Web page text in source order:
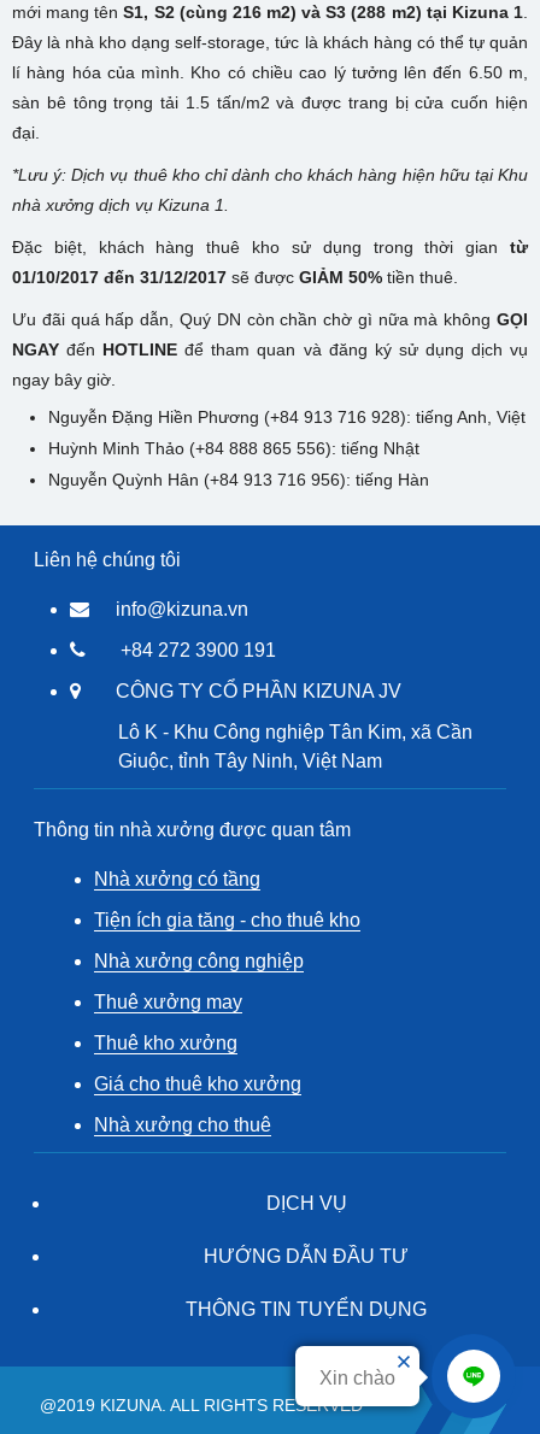
Xin chào
mới mang tênS1, S2 (cùng 216 m2) và S3 (288 m2) tại Kizuna 1
Đây là nhà kho dạng self-storage, tức là khách hàng có thể tự quản
lí hàng hóa của mình. Kho có chiều cao lý tưởng lên đến 6.50 m,
sàn bê tông trọng tải 1.5 tấn/m2 và được trang bị cửa cuốn hiện
đại.
*Lưu ý: Dịch vụ thuê kho chỉ dành cho khách hàng hiện hữu tại Khu
nhà xưởng dịch vụ Kizuna 1.
Đặc biệt, khách hàng thuê kho sử dụng trong thời gian từ
01/10/2017 đến 31/12/2017 sẽ được GIẢM 50% tiền thuê.
Ưu đãi quá hấp dẫn, Quý DN còn chần chờ gì nữa mà không GỌI
NGAY đến HOTLINE để tham quan và đăng ký sử dụng dịch vụ
ngay bây giờ.
Nguyễn Đặng Hiền Phương (+84 913 716 928): tiếng Anh, Việt
Huỳnh Minh Thảo (+84 888 865 556): tiếng Nhật
Nguyễn Quỳnh Hân (+84 913 716 956): tiếng Hàn
Liên hệ chúng tôi
info@kizuna.vn
+84 272 3900 191
CÔNG TY CỔ PHẦN KIZUNA JV
Lô K - Khu Công nghiệp Tân Kim, xã Cần
Giuộc, tỉnh Tây Ninh, Việt Nam
Thông tin nhà xưởng được quan tâm
Nhà xưởng có tầng
Tiện ích gia tăng - cho thuê kho
Nhà xưởng công nghiệp
Thuê xưởng may
Thuê kho xưởng
Giá cho thuê kho xưởng
Nhà xưởng cho thuê
DỊCH VỤ
HƯỚNG DẪN ĐẦU TƯ
THÔNG TIN TUYỂN DỤNG
@2019 KIZUNA. ALL RIGHTS RESERVED